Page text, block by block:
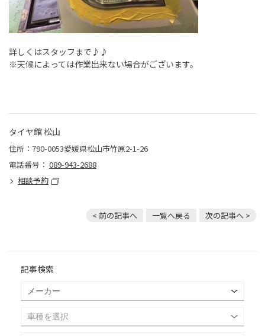
詳しくはスタッフまで♪♪
※天候によっては作業出来ない場合がございます。
タイヤ館 松山
住所：790-0053愛媛県松山市竹原2-1-26
電話番号： 089-943-2688
相談予約
< 前の記事へ 一覧へ戻る 次の記事へ >
記事検索